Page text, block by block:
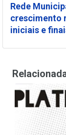
Rede
crescimento
iniciais e